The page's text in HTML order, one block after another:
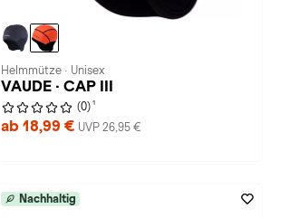
Helmmütze · Unisex
VAUDE · CAP III
(0) 1
ab 18,99 € UVP 26,95 €
Nachhaltig